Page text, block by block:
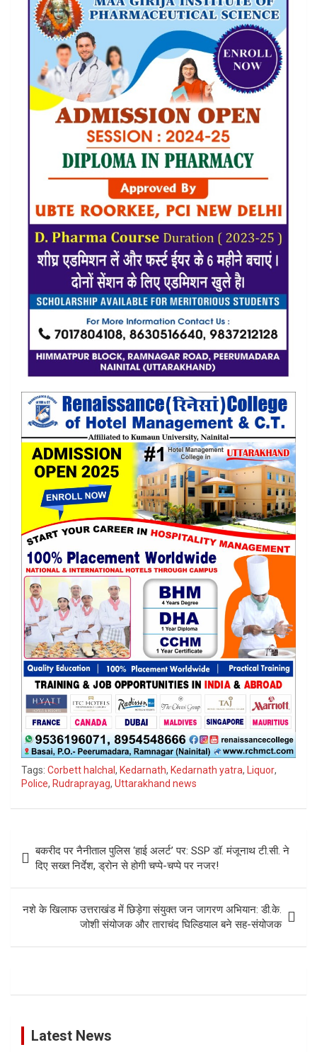
Tags: Corbett halchal , Kedarnath, Kedarnath yatra, Liquor,
Police, Rudraprayag, Uttarakhand news
navigation
बकरीद पर नैनीताल पुलिस ‘हाई अलर्ट’ पर: SSP डॉ. मंजूनाथ टी.सी. ने
दिए सख्त निर्देश, ड्रोन से होगी चप्पे-चप्पे पर नजर!
नशे के खिलाफ उत्तराखंड में छिड़ेगा संयुक्त जन जागरण अभियान: डी.के.
जोशी संयोजक और ताराचंद घिल्डियाल बने सह-संयोजक
Latest News